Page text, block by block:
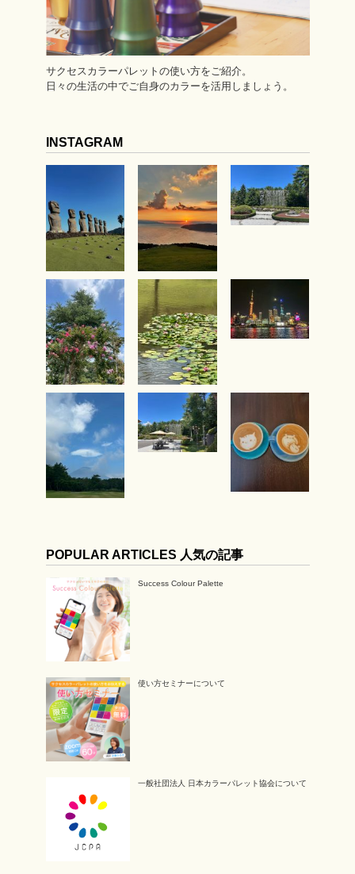
サクセスカラーパレットの使い方をご紹介。
日々の生活の中でご自身のカラーを活用しましょう。
INSTAGRAM
POPULAR ARTICLES 人気の記事
Success Colour Palette
使い方セミナーについて
一般社団法人 日本カラーパレット協会について